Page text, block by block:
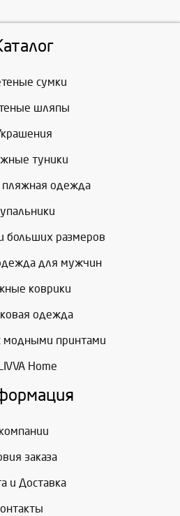
сумки
шляпы
туники
пляжная одежда
больших размеров
для мужчин
коврики
одежда
модными принтами
Home
заказа
и Доставка